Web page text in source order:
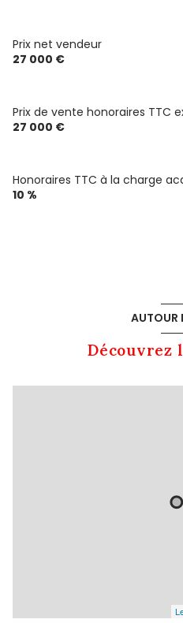
Prix net vendeur
27 000 €
Prix de vente honoraires TTC
27 000 €
Honoraires TTC à la charge
10 %
AUTOUR
Découvrez